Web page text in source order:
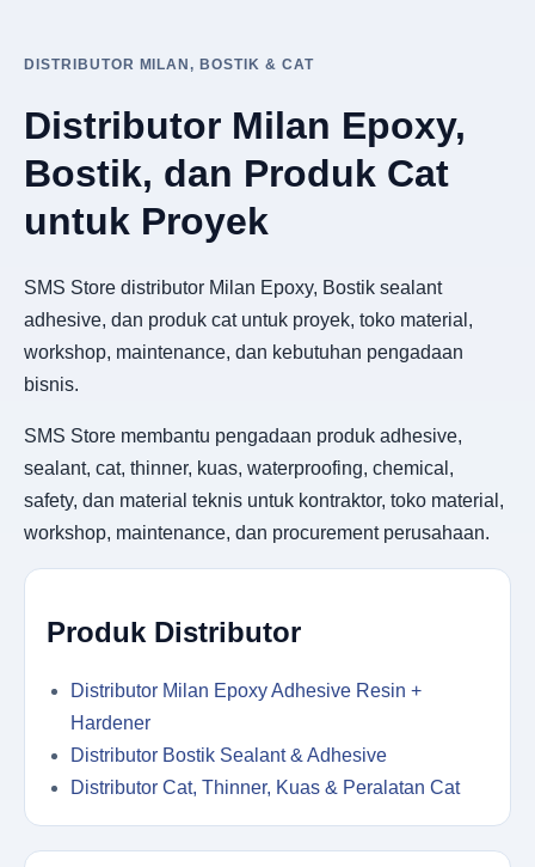
DISTRIBUTOR MILAN, BOSTIK & CAT
Distributor Milan Epoxy,
Bostik, dan Produk Cat
untuk Proyek
SMS Store distributor Milan Epoxy, Bostik sealant
adhesive, dan produk cat untuk proyek, toko material,
workshop, maintenance, dan kebutuhan pengadaan
bisnis.
SMS Store membantu pengadaan produk adhesive,
sealant, cat, thinner, kuas, waterproofing, chemical,
safety, dan material teknis untuk kontraktor, toko material,
workshop, maintenance, dan procurement perusahaan.
Produk Distributor
Distributor Milan Epoxy Adhesive Resin +
Hardener
Distributor Bostik Sealant & Adhesive
Distributor Cat, Thinner, Kuas & Peralatan Cat